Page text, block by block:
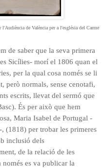
de València per a l'església del Carme
de saber que la seva primera
Sicílies- morí el 1806 quan el
per la qual cosa només se li
però normals, sense cenotafi,
escrits, llevat del sermó que
És per això que hem
Maria Isabel de Portugal -
(1818) per trobar les primeres
inclusió dels
de la relació de les
només es va publicar la